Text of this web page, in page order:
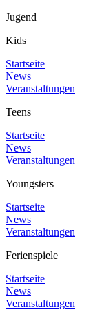
Jugend
Kids
Startseite
News
Veranstaltungen
Teens
Startseite
News
Veranstaltungen
Youngsters
Startseite
News
Veranstaltungen
Ferienspiele
Startseite
News
Veranstaltungen